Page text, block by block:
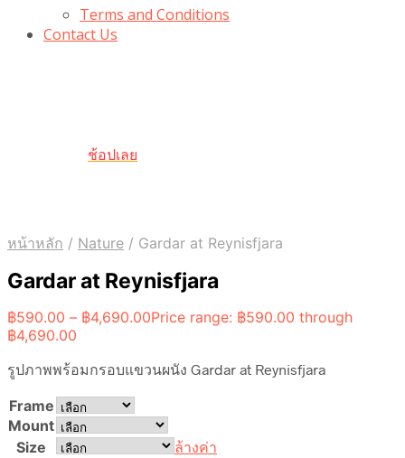
Terms and Conditions
Contact Us
ช้อปเลย
หน้าหลัก / Nature / Gardar at Reynisfjara
Gardar at Reynisfjara
฿590.00 – ฿4,690.00Price range: ฿590.00 through
฿4,690.00
รูปภาพพร้อมกรอบแขวนผนัง Gardar at Reynisfjara
Frame
Mount
Size
ล้างค่า